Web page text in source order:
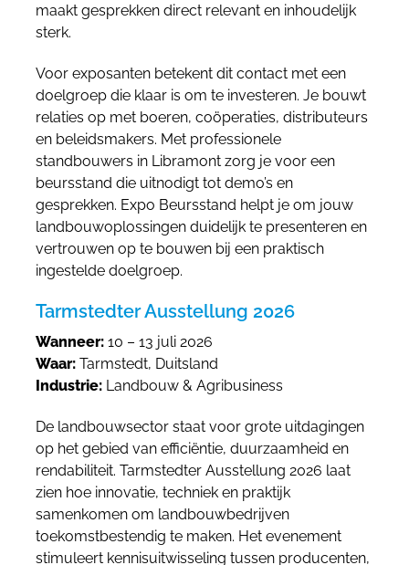
maakt gesprekken direct relevant en inhoudelijk
sterk.
Voor exposanten betekent dit contact met een
doelgroep die klaar is om te investeren. Je bouwt
relaties op met boeren, coöperaties, distributeurs
en beleidsmakers. Met professionele
standbouwers in Libramont zorg je voor een
beursstand die uitnodigt tot demo’s en
gesprekken. Expo Beursstand helpt je om jouw
landbouwoplossingen duidelijk te presenteren en
vertrouwen op te bouwen bij een praktisch
ingestelde doelgroep.
Tarmstedter Ausstellung 2026
Wanneer: 10 – 13 juli 2026
Waar: Tarmstedt, Duitsland
Industrie: Landbouw & Agribusiness
De landbouwsector staat voor grote uitdagingen
op het gebied van efficiëntie, duurzaamheid en
rendabiliteit. Tarmstedter Ausstellung 2026 laat
zien hoe innovatie, techniek en praktijk
samenkomen om landbouwbedrijven
toekomstbestendig te maken. Het evenement
stimuleert kennisuitwisseling tussen producenten,